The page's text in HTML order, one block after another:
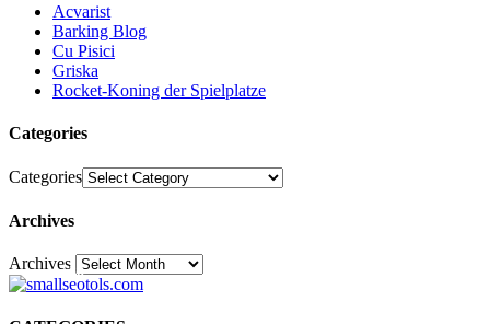
Acvarist
Barking Blog
Cu Pisici
Griska
Rocket-Koning der Spielplatze
Categories
Categories
Archives
Archives30